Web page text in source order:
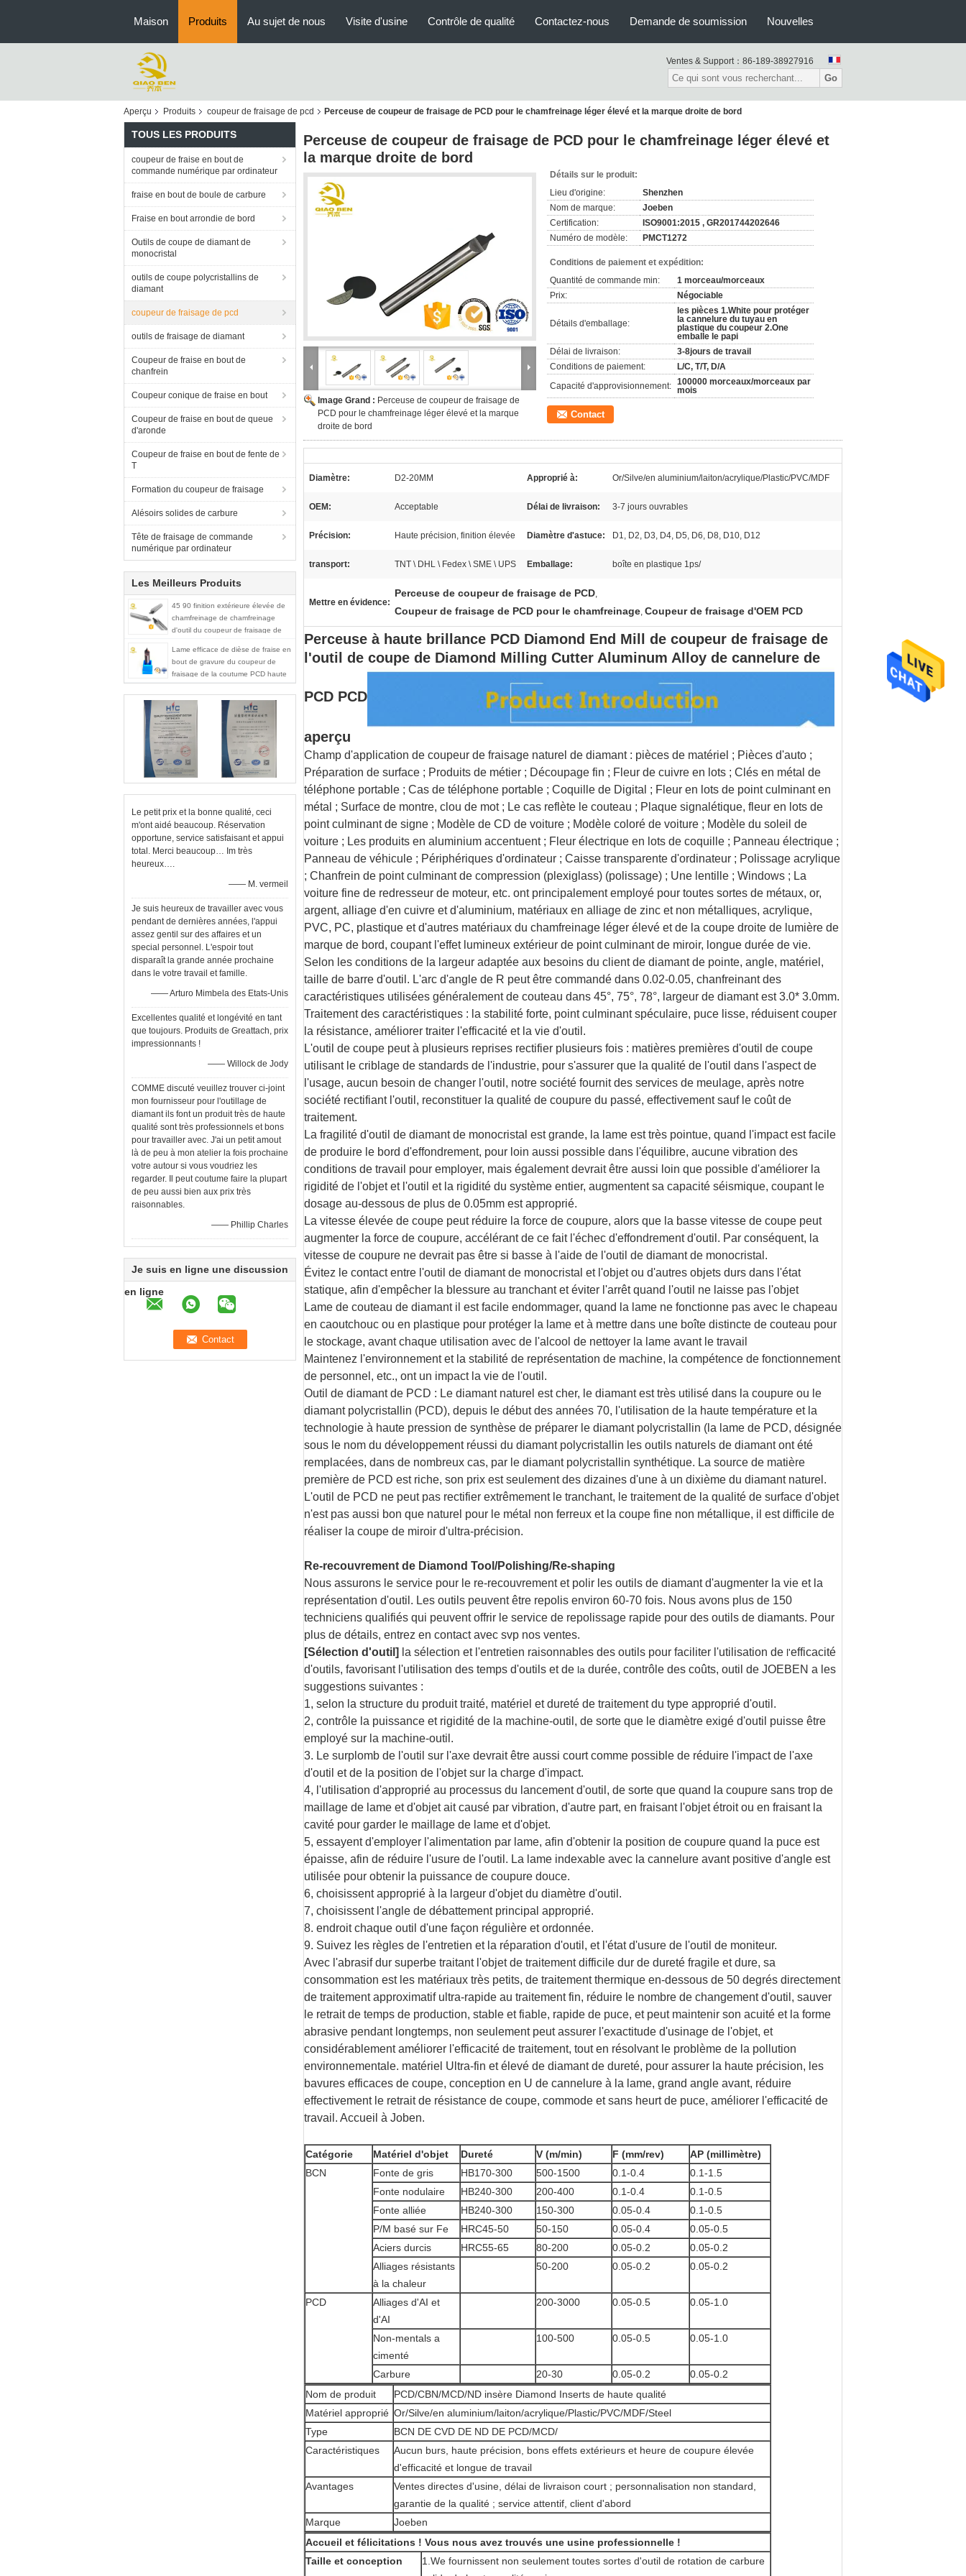
Maison Produits Au sujet de nous Visite d'usine Contrôle de qualité Contactez-nous Demande de soumission Nouvelles
Ventes & Support： 86-189-38927916
Go
Aperçu Produits coupeur de fraisage de pcd Perceuse de coupeur de fraisage de PCD pour le chamfreinage léger élevé et la marque droite de bord
TOUS LES PRODUITS
coupeur de fraise en bout de
commande numérique par ordinateur
fraise en bout de boule de carbure
Fraise en bout arrondie de bord
Outils de coupe de diamant de
monocristal
outils de coupe polycristallins de
diamant
coupeur de fraisage de pcd
outils de fraisage de diamant
Coupeur de fraise en bout de
chanfrein
Coupeur conique de fraise en bout
Coupeur de fraise en bout de queue
d'aronde
Coupeur de fraise en bout de fente de
T
Formation du coupeur de fraisage
Alésoirs solides de carbure
Tête de fraisage de commande
numérique par ordinateur
Les Meilleurs Produits
45 90 finition extérieure élevée de
chamfreinage de chamfreinage
d'outil du coupeur de fraisage de
Lame efficace de dièse de fraise en
bout de gravure du coupeur de
fraisage de la coutume PCD haute
PCD
Le petit prix et la bonne qualité, ceci
m'ont aidé beaucoup. Réservation
opportune, service satisfaisant et appui
total. Merci beaucoup… Im très
heureux….
—— M. vermeil
Je suis heureux de travailler avec vous
pendant de dernières années, l'appui
assez gentil sur des affaires et un
special personnel. L'espoir tout
disparaît la grande année prochaine
dans le votre travail et famille.
—— Arturo Mimbela des Etats-Unis
Excellentes qualité et longévité en tant
que toujours. Produits de Greattach, prix
impressionnants !
—— Willock de Jody
COMME discuté veuillez trouver ci-joint
mon fournisseur pour l'outillage de
diamant ils font un produit très de haute
qualité sont très professionnels et bons
pour travailler avec. J'ai un petit amout
là de peu à mon atelier la fois prochaine
votre autour si vous voudriez les
regarder. Il peut coutume faire la plupart
de peu aussi bien aux prix très
raisonnables.
—— Phillip Charles
Je suis en ligne une discussion
en ligne
Perceuse de coupeur de fraisage de PCD pour le chamfreinage léger élevé et
la marque droite de bord
Image Grand : Perceuse de coupeur de fraisage de
PCD pour le chamfreinage léger élevé et la marque
droite de bord
Détails sur le produit:
Lieu d'origine:
Shenzhen
Nom de marque:
Joeben
Certification:
ISO9001:2015 , GR201744202646
Numéro de modèle:
PMCT1272
Conditions de paiement et expédition:
Quantité de commande min:
1 morceau/morceaux
Prix:
Négociable
Détails d'emballage:
les pièces 1.White pour protéger
la cannelure du tuyau en
plastique du coupeur 2.One
emballe le papi
Délai de livraison:
3-8jours de travail
Conditions de paiement:
L/C, T/T, D/A
Capacité d'approvisionnement: 100000 morceaux/morceaux par
mois
Contact
Diamètre: D2-20MM Approprié à: Or/Silve/en aluminium/laiton/acrylique/Plastic/PVC/MDF
OEM: Acceptable Délai de livraison: 3-7 jours ouvrables
Précision: Haute précision, finition élevée Diamètre d'astuce: D1, D2, D3, D4, D5, D6, D8, D10, D12
transport: TNT \ DHL \ Fedex \ SME \ UPS Emballage: boîte en plastique 1ps/
Mettre en évidence:
Perceuse de coupeur de fraisage de PCD,
Coupeur de fraisage de PCD pour le chamfreinage, Coupeur de fraisage d'OEM PCD
Perceuse à haute brillance PCD Diamond End Mill de coupeur de fraisage de
l'outil de coupe de Diamond Milling Cutter Aluminum Alloy de cannelure de
PCD PCD
aperçu
Champ d'application de coupeur de fraisage naturel de diamant : pièces de matériel ; Pièces d'auto ;
Préparation de surface ; Produits de métier ; Découpage fin ; Fleur de cuivre en lots ; Clés en métal de
téléphone portable ; Cas de téléphone portable ; Coquille de Digital ; Fleur en lots de point culminant en
métal ; Surface de montre, clou de mot ; Le cas reflète le couteau ; Plaque signalétique, fleur en lots de
point culminant de signe ; Modèle de CD de voiture ; Modèle coloré de voiture ; Modèle du soleil de
voiture ; Les produits en aluminium accentuent ; Fleur électrique en lots de coquille ; Panneau électrique ;
Panneau de véhicule ; Périphériques d'ordinateur ; Caisse transparente d'ordinateur ; Polissage acrylique
; Chanfrein de point culminant de compression (plexiglass) (polissage) ; Une lentille ; Windows ; La
voiture fine de redresseur de moteur, etc. ont principalement employé pour toutes sortes de métaux, or,
argent, alliage d'en cuivre et d'aluminium, matériaux en alliage de zinc et non métalliques, acrylique,
PVC, PC, plastique et d'autres matériaux du chamfreinage léger élevé et de la coupe droite de lumière de
marque de bord, coupant l'effet lumineux extérieur de point culminant de miroir, longue durée de vie.
Selon les conditions de la largeur adaptée aux besoins du client de diamant de pointe, angle, matériel,
taille de barre d'outil. L'arc d'angle de R peut être commandé dans 0.02-0.05, chanfreinant des
caractéristiques utilisées généralement de couteau dans 45°, 75°, 78°, largeur de diamant est 3.0* 3.0mm.
Traitement des caractéristiques : la stabilité forte, point culminant spéculaire, puce lisse, réduisent couper
la résistance, améliorer traiter l'efficacité et la vie d'outil.
L'outil de coupe peut à plusieurs reprises rectifier plusieurs fois : matières premières d'outil de coupe
utilisant le criblage de standards de l'industrie, pour s'assurer que la qualité de l'outil dans l'aspect de
l'usage, aucun besoin de changer l'outil, notre société fournit des services de meulage, après notre
société rectifiant l'outil, reconstituer la qualité de coupure du passé, effectivement sauf le coût de
traitement.
La fragilité d'outil de diamant de monocristal est grande, la lame est très pointue, quand l'impact est facile
de produire le bord d'effondrement, pour loin aussi possible dans l'équilibre, aucune vibration des
conditions de travail pour employer, mais également devrait être aussi loin que possible d'améliorer la
rigidité de l'objet et l'outil et la rigidité du système entier, augmentent sa capacité séismique, coupant le
dosage au-dessous de plus de 0.05mm est approprié.
La vitesse élevée de coupe peut réduire la force de coupure, alors que la basse vitesse de coupe peut
augmenter la force de coupure, accélérant de ce fait l'échec d'effondrement d'outil. Par conséquent, la
vitesse de coupure ne devrait pas être si basse à l'aide de l'outil de diamant de monocristal.
Évitez le contact entre l'outil de diamant de monocristal et l'objet ou d'autres objets durs dans l'état
statique, afin d'empêcher la blessure au tranchant et éviter l'arrêt quand l'outil ne laisse pas l'objet
Lame de couteau de diamant il est facile endommager, quand la lame ne fonctionne pas avec le chapeau
en caoutchouc ou en plastique pour protéger la lame et à mettre dans une boîte distincte de couteau pour
le stockage, avant chaque utilisation avec de l'alcool de nettoyer la lame avant le travail
Maintenez l'environnement et la stabilité de représentation de machine, la compétence de fonctionnement
de personnel, etc., ont un impact la vie de l'outil.
Outil de diamant de PCD : Le diamant naturel est cher, le diamant est très utilisé dans la coupure ou le
diamant polycristallin (PCD), depuis le début des années 70, l'utilisation de la haute température et la
technologie à haute pression de synthèse de préparer le diamant polycristallin (la lame de PCD, désignée
sous le nom du développement réussi du diamant polycristallin les outils naturels de diamant ont été
remplacées, dans de nombreux cas, par le diamant polycristallin synthétique. La source de matière
première de PCD est riche, son prix est seulement des dizaines d'une à un dixième du diamant naturel.
L'outil de PCD ne peut pas rectifier extrêmement le tranchant, le traitement de la qualité de surface d'objet
n'est pas aussi bon que naturel pour le métal non ferreux et la coupe fine non métallique, il est difficile de
réaliser la coupe de miroir d'ultra-précision.
Re-recouvrement de Diamond Tool/Polishing/Re-shaping
Nous assurons le service pour le re-recouvrement et polir les outils de diamant d'augmenter la vie et la
représentation d'outil. Les outils peuvent être repolis environ 60-70 fois. Nous avons plus de 150
techniciens qualifiés qui peuvent offrir le service de repolissage rapide pour des outils de diamants. Pour
plus de détails, entrez en contact avec svp nos ventes.
[Sélection d'outil] la sélection et l'entretien raisonnables des outils pour faciliter l'utilisation de l'efficacité
d'outils, favorisant l'utilisation des temps d'outils et de la durée, contrôle des coûts, outil de JOEBEN a les
suggestions suivantes :
1, selon la structure du produit traité, matériel et dureté de traitement du type approprié d'outil.
2, contrôle la puissance et rigidité de la machine-outil, de sorte que le diamètre exigé d'outil puisse être
employé sur la machine-outil.
3. Le surplomb de l'outil sur l'axe devrait être aussi court comme possible de réduire l'impact de l'axe
d'outil et de la position de l'objet sur la charge d'impact.
4, l'utilisation d'approprié au processus du lancement d'outil, de sorte que quand la coupure sans trop de
maillage de lame et d'objet ait causé par vibration, d'autre part, en fraisant l'objet étroit ou en fraisant la
cavité pour garder le maillage de lame et d'objet.
5, essayent d'employer l'alimentation par lame, afin d'obtenir la position de coupure quand la puce est
épaisse, afin de réduire l'usure de l'outil. La lame indexable avec la cannelure avant positive d'angle est
utilisée pour obtenir la puissance de coupure douce.
6, choisissent approprié à la largeur d'objet du diamètre d'outil.
7, choisissent l'angle de débattement principal approprié.
8. endroit chaque outil d'une façon régulière et ordonnée.
9. Suivez les règles de l'entretien et la réparation d'outil, et l'état d'usure de l'outil de moniteur.
Avec l'abrasif dur superbe traitant l'objet de traitement difficile dur de dureté fragile et dure, sa
consommation est les matériaux très petits, de traitement thermique en-dessous de 50 degrés directement
de traitement approximatif ultra-rapide au traitement fin, réduire le nombre de changement d'outil, sauver
le retrait de temps de production, stable et fiable, rapide de puce, et peut maintenir son acuité et la forme
abrasive pendant longtemps, non seulement peut assurer l'exactitude d'usinage de l'objet, et
considérablement améliorer l'efficacité de traitement, tout en résolvant le problème de la pollution
environnementale. matériel Ultra-fin et élevé de diamant de dureté, pour assurer la haute précision, les
bavures efficaces de coupe, conception en U de cannelure à la lame, grand angle avant, réduire
effectivement le retrait de résistance de coupe, commode et sans heurt de puce, améliorer l'efficacité de
travail. Accueil à Joben.
Catégorie Matériel d'objet Dureté V (m/min) F (mm/rev)
AP (millimètre)
BCN
Fonte de gris HB170-300 500-1500 0.1-0.4
0.1-1.5
Fonte nodulaire
HB240-300 200-400 0.1-0.4
0.1-0.5
Fonte alliée
HB240-300 150-300 0.05-0.4
0.1-0.5
P/M basé sur Fe
HRC45-50 50-150 0.05-0.4
0.05-0.5
Aciers durcis
HRC55-65 80-200 0.05-0.2
0.05-0.2
Alliages résistants
à la chaleur
50-200 0.05-0.2 0.05-0.2
PCD
Alliages d'AI et
d'AI
200-3000 0.05-0.5 0.05-1.0
Non-mentals a
cimenté
100-500 0.05-0.5 0.05-1.0
Carbure 20-30 0.05-0.2
0.05-0.2
Nom de produit
PCD/CBN/MCD/ND insère Diamond Inserts de haute qualité
Matériel approprié Or/Silve/en aluminium/laiton/acrylique/Plastic/PVC/MDF/Steel
Type
BCN DE CVD DE ND DE PCD/MCD/
Caractéristiques
Aucun burs, haute précision, bons effets extérieurs et heure de coupure élevée
d'efficacité et longue de travail
Avantages
Ventes directes d'usine, délai de livraison court ; personnalisation non standard,
garantie de la qualité ; service attentif, client d'abord
Marque
Joeben
Accueil et félicitations ! Vous nous avez trouvés une usine professionnelle !
Taille et conception
1.We fournissent non seulement toutes sortes d'outil de rotation de carbure